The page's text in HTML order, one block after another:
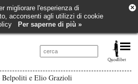
migliorare l'esperienza di
acconsenti agli utilizzi di cookie
Per saperne di più »
×
Belpoliti e Elio Grazioli